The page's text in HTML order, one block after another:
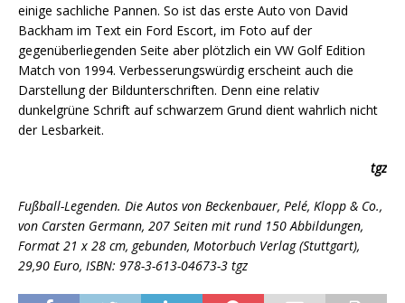
einige sachliche Pannen. So ist das erste Auto von David
Backham im Text ein Ford Escort, im Foto auf der
gegenüberliegenden Seite aber plötzlich ein VW Golf Edition
Match von 1994. Verbesserungswürdig erscheint auch die
Darstellung der Bildunterschriften. Denn eine relativ
dunkelgrüne Schrift auf schwarzem Grund dient wahrlich nicht
der Lesbarkeit.
tgz
Fußball-Legenden. Die Autos von Beckenbauer, Pelé, Klopp & Co.,
von Carsten Germann, 207 Seiten mit rund 150 Abbildungen,
Format 21 x 28 cm, gebunden, Motorbuch Verlag (Stuttgart),
29,90 Euro, ISBN: 978-3-613-04673-3 tgz